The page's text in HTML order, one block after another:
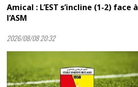
Amical : L’EST s’incline (1-2) face à
l’ASM
2026/08/08 20:32